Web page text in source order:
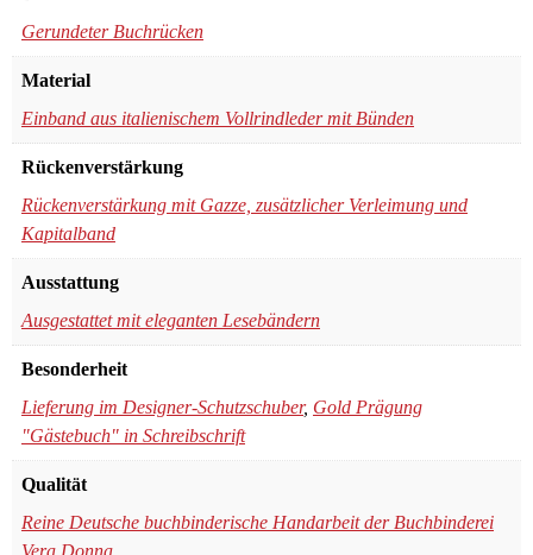
Gerundeter Buchrücken
Material
Einband aus italienischem Vollrindleder mit Bünden
Rückenverstärkung
Rückenverstärkung mit Gazze, zusätzlicher Verleimung und
Kapitalband
Ausstattung
Ausgestattet mit eleganten Lesebändern
Besonderheit
Lieferung im Designer-Schutzschuber, Gold Prägung
"Gästebuch" in Schreibschrift
Qualität
Reine Deutsche buchbinderische Handarbeit der Buchbinderei
Vera Donna